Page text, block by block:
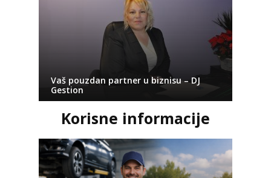
Vaš pouzdan partner u biznisu – DJ
Gestion
Korisne informacije